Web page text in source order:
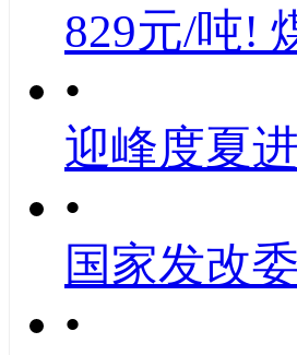
829元/吨!
•
迎峰度夏
•
国家发改
•